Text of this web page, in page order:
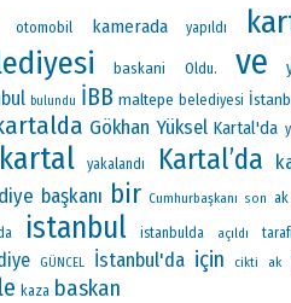
otomobil kamerada yapıldı
baskani Oldu. ve
bulundu İBB maltepe belediyesi
Gökhan Yüksel Kartal'da
kartal yakalandı Kartal’da
başkanı bir Cumhurbaşkanı son
istanbul istanbulda açıldı
GÜNCEL İstanbul'da için cikti ak
kaza baskan